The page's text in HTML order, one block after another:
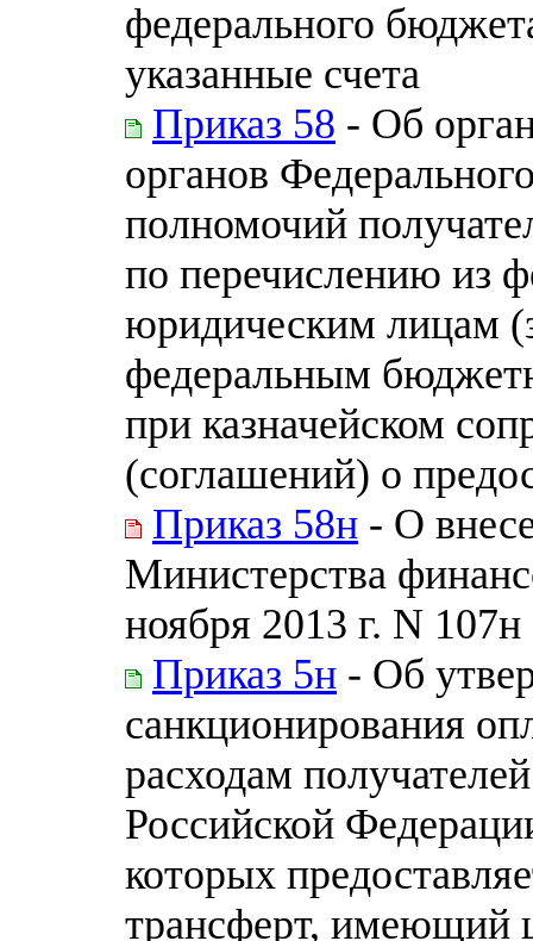
федерального
указанные счета
Приказ 58 - Об
органов
полномочий
по перечислению из
юридическим лицам
федеральным
при казначейском
(соглашений) о
Приказ 58н - О
Министерства
ноября 2013 г. N 107н
Приказ 5н - Об
санкционирования
расходам
Российской
которых
трансферт, имеющий